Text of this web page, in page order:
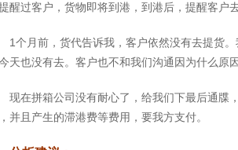
醒过客户，货物即将到港，到港后，提醒客户去
1个月前，货代告诉我，客户依然没有去提货
天也没有去。客户也不和我们沟通因为什么原
现在拼箱公司没有耐心了，给我们下最后通牒
并且产生的滞港费等费用，要我方支付。